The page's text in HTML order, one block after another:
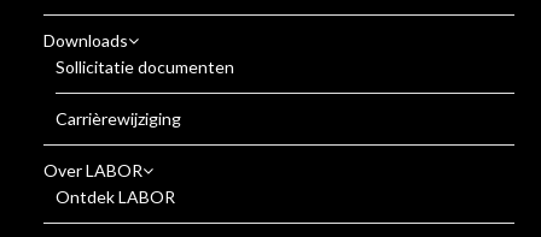
Downloads
Sollicitatie documenten
Carrièrewijziging
Over LABOR
Ontdek LABOR